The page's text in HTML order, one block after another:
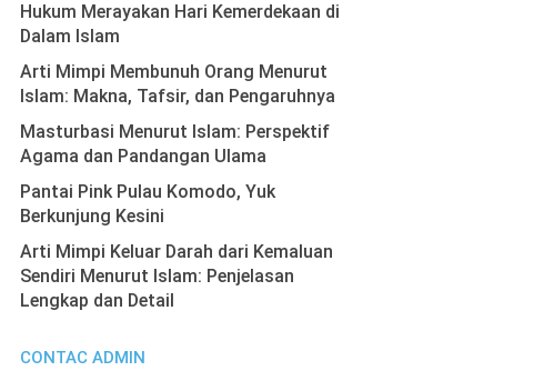
Hukum Merayakan Hari Kemerdekaan di
Dalam Islam
Arti Mimpi Membunuh Orang Menurut
Islam: Makna, Tafsir, dan Pengaruhnya
Masturbasi Menurut Islam: Perspektif
Agama dan Pandangan Ulama
Pantai Pink Pulau Komodo, Yuk
Berkunjung Kesini
Arti Mimpi Keluar Darah dari Kemaluan
Sendiri Menurut Islam: Penjelasan
Lengkap dan Detail
CONTAC ADMIN